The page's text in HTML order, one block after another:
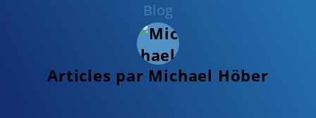
Blog
Articles par Michael Höber